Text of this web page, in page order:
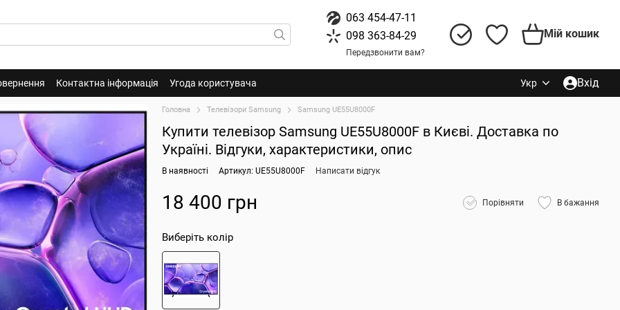
063 454-47-11
098 363-84-29
Передзвонити вам?
Мій кошик
Контактна інформація Угода користувача Укр Вхід
Головна Телевізори Samsung Samsung UE55U8000F
Купити телевізор Samsung UE55U8000F в Києві. Доставка по
Україні. Відгуки, характеристики, опис
В наявності Артикул: UE55U8000F Написати відгук
18 400 грн Порівняти В бажання
Виберіть колір